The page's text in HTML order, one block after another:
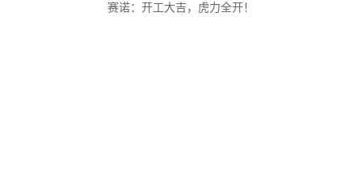
赛诺：开工大吉，虎力全开！